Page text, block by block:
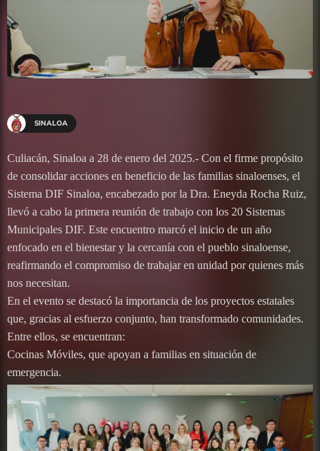
SINALOA
Culiacán, Sinaloa a 28 de enero del 2025.- Con el firme propósito
de consolidar acciones en beneficio de las familias sinaloenses, el
Sistema DIF Sinaloa, encabezado por la Dra. Eneyda Rocha Ruiz,
llevó a cabo la primera reunión de trabajo con los 20 Sistemas
Municipales DIF. Este encuentro marcó el inicio de un año
enfocado en el bienestar y la cercanía con el pueblo sinaloense,
reafirmando el compromiso de trabajar en unidad por quienes más
nos necesitan.
En el evento se destacó la importancia de los proyectos estatales
que, gracias al esfuerzo conjunto, han transformado comunidades.
Entre ellos, se encuentran:
Cocinas Móviles, que apoyan a familias en situación de
emergencia.